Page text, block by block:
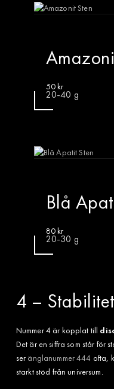
50kr
20-40 g
Blå
80kr
20-30 g
4 –
Nummer 4 är kopplat till
Det är en siffra som står för
ser änglanummer 444 ofta,
starkt stöd från universum.